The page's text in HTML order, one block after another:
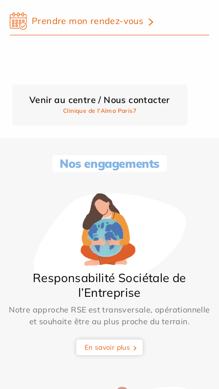
Prendre mon rendez-vous
Venir au centre / Nous contacter
Clinique de l'Alma Paris7
Nos engagements
Responsabilité Sociétale de
l’Entreprise
Notre approche RSE est transversale, opérationnelle
et souhaite être au plus proche du terrain.
En savoir plus